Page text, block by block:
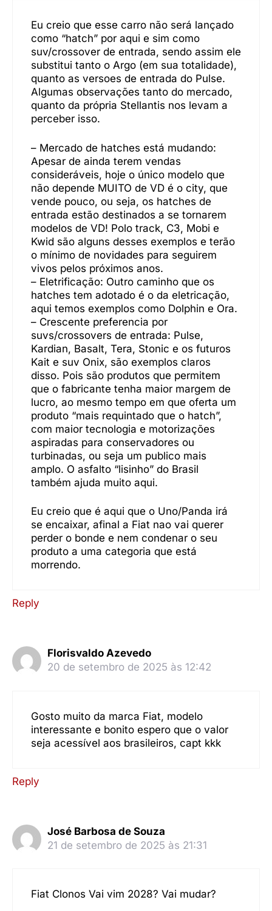
Eu creio que esse carro não será lançado
como “hatch” por aqui e sim como
suv/crossover de entrada, sendo assim ele
substitui tanto o Argo (em sua totalidade),
quanto as versoes de entrada do Pulse.
Algumas observações tanto do mercado,
quanto da própria Stellantis nos levam a
perceber isso.
– Mercado de hatches está mudando:
Apesar de ainda terem vendas
consideráveis, hoje o único modelo que
não depende MUITO de VD é o city, que
vende pouco, ou seja, os hatches de
entrada estão destinados a se tornarem
modelos de VD! Polo track, C3, Mobi e
Kwid são alguns desses exemplos e terão
o mínimo de novidades para seguirem
vivos pelos próximos anos.
– Eletrificação: Outro caminho que os
hatches tem adotado é o da eletricação,
aqui temos exemplos como Dolphin e Ora.
– Crescente preferencia por
suvs/crossovers de entrada: Pulse,
Kardian, Basalt, Tera, Stonic e os futuros
Kait e suv Onix, são exemplos claros
disso. Pois são produtos que permitem
que o fabricante tenha maior margem de
lucro, ao mesmo tempo em que oferta um
produto “mais requintado que o hatch”,
com maior tecnologia e motorizações
aspiradas para conservadores ou
turbinadas, ou seja um publico mais
amplo. O asfalto “lisinho” do Brasil
também ajuda muito aqui.
Eu creio que é aqui que o Uno/Panda irá
se encaixar, afinal a Fiat nao vai querer
perder o bonde e nem condenar o seu
produto a uma categoria que está
morrendo.
Reply
Florisvaldo Azevedo
20 de setembro de 2025 às 12:42
Gosto muito da marca Fiat, modelo
interessante e bonito espero que o valor
seja acessível aos brasileiros, capt kkk
Reply
José Barbosa de Souza
21 de setembro de 2025 às 21:31
Fiat Clonos Vai vim 2028? Vai mudar?